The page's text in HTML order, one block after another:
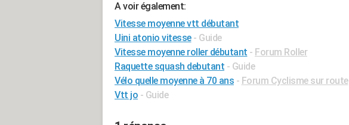
A voir également:
Vitesse moyenne vtt débutant
Uini atonio vitesse - Guide
Vitesse moyenne roller débutant - Forum Roller
Raquette squash debutant - Guide
Vélo quelle moyenne à 70 ans - Forum Cyclisme sur route
Vtt jo - Guide